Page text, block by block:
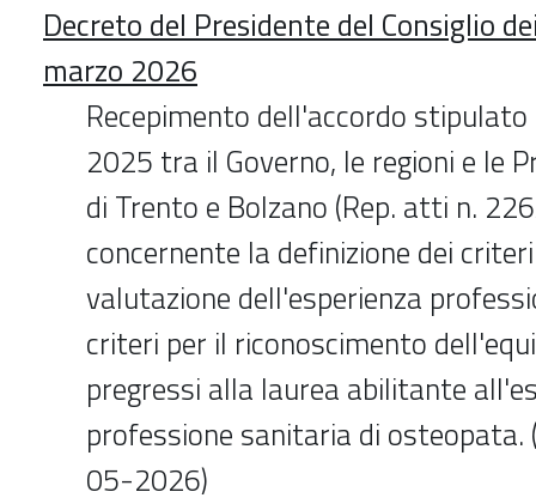
Decreto del Presidente del Consiglio
marzo 2026
Recepimento dell'accordo
2025 tra il Governo, le regioni e le
di Trento e Bolzano (Rep. atti n.
concernente la definizione dei
valutazione dell'esperienza
criteri per il riconoscimento
pregressi alla laurea abilitante
professione sanitaria di osteopata.
05-2026)